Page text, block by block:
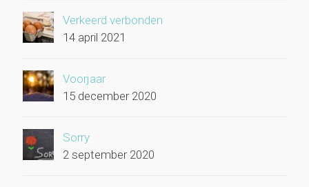
Verkeerd verbonden
14 april 2021
Voorjaar
15 december 2020
Sorry
2 september 2020